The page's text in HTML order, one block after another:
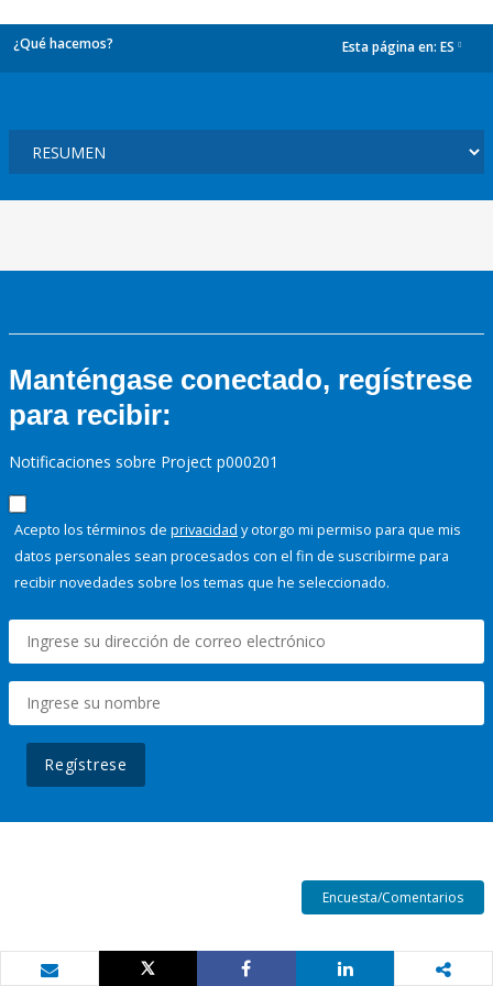
¿Qué hacemos? Esta página en: ES
Manténgase conectado, regístrese
para recibir:
Notificaciones sobre Project p000201
Acepto los términos de privacidad y otorgo mi permiso para que mis
datos personales sean procesados con el fin de suscribirme para
recibir novedades sobre los temas que he seleccionado.
Regístrese
Encuesta/Comentarios